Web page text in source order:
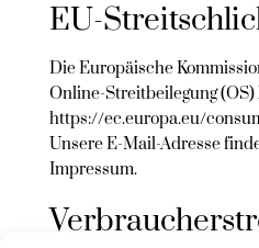
EU-
Die Europäische
Online-Streitbeilegung (OS)
https://ec.europa.eu/
Unsere E-Mail-Adresse
Impressum.